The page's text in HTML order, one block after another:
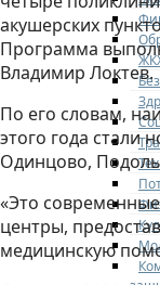
акушерских
Программа
Владимир Локтев.
По его словам,
этого года стали
Одинцово,
«Это
центры,
медицинскую